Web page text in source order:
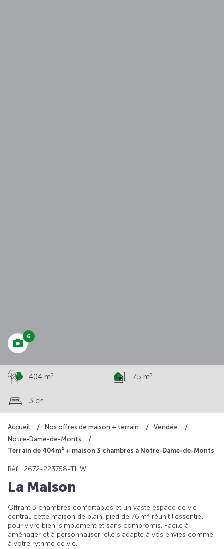
Accueil Nos offres de maison + terrain
Vendée
Notre-Dame-de-Monts
Terrain de 404m² + maison 3 chambres à Notre-Dame-de-Monts
6
404 m2 75 m2
3 ch
Rèf : 2672-223758-THW
La Maison
Offrant 3 chambres confortables et un vaste espace de vie
central, cette maison de plain-pied de 76 m² réunit l’essentiel
pour vivre bien, simplement et sans compromis. Facile à
aménager et à personnaliser, elle s’adapte à vos envies comme
à votre rythme de vie.